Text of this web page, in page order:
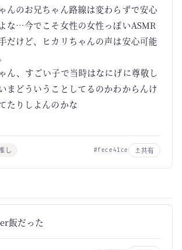
んのお兄ちゃん路線は変わらずで安心
な…今でこそ女性の女性っぽいASMR
だけど、ヒカリちゃんの声は安心可能
ん、すごい子で当時はなにげに尊敬し
まどういうことしてるのかわからんけ
たりしよんのかな
し #fece41ce 共有
飯だった